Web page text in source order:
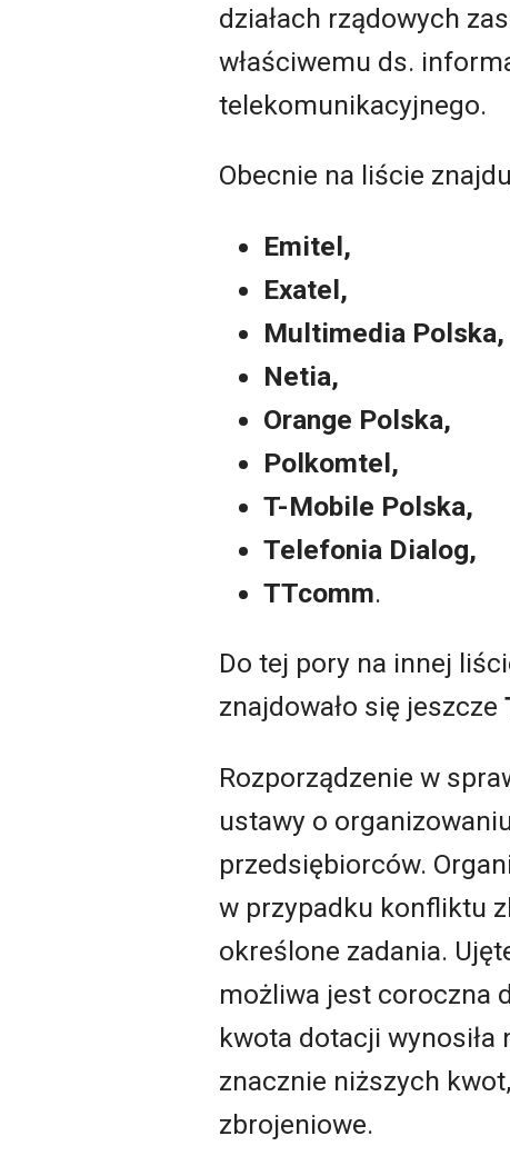
działach rządowych
właściwemu ds.
telekomunikacyjnego.
Obecnie na liście
Emitel,
Exatel,
Multimedia Polska,
Netia,
Orange Polska,
Polkomtel,
T-Mobile Polska,
Telefonia Dialog,
TTcomm.
Do tej pory na innej
znajdowało się jeszcze
Rozporządzenie w
ustawy o
przedsiębiorców.
w przypadku konfliktu
określone zadania.
możliwa jest coroczna
kwota dotacji wynosiła
znacznie niższych
zbrojeniowe.